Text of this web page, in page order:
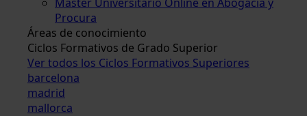
Procura
Áreas de conocimiento
Ciclos Formativos de Grado Superior
Ver todos los Ciclos Formativos Superiores
barcelona
madrid
mallorca